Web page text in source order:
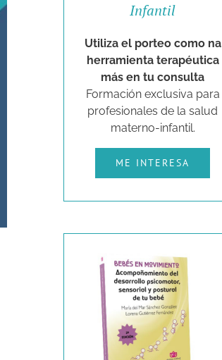
Infantil
Utiliza el porteo como na
herramienta terapéutica
más en tu consulta
Formación exclusiva para
profesionales de la salud
materno-infantil.
ME INTERESA